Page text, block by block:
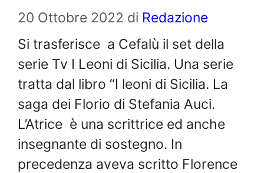
20 Ottobre 2022 di Redazione
Si trasferisce a Cefalù il set della
serie Tv I Leoni di Sicilia. Una serie
tratta dal libro “I leoni di Sicilia. La
saga dei Florio di Stefania Auci.
L’Atrice è una scrittrice ed anche
insegnante di sostegno. In
precedenza aveva scritto Florence